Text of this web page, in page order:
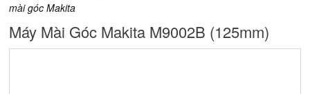
mài góc Makita
Máy Mài Góc Makita M9002B (125mm)